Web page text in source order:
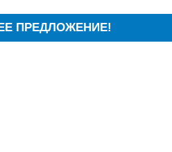
ПРЕДЛОЖЕНИЕ!